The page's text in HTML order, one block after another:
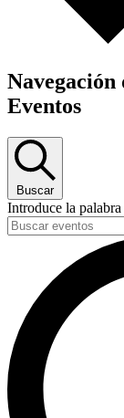
Navegación
Eventos
Buscar
Introduce la